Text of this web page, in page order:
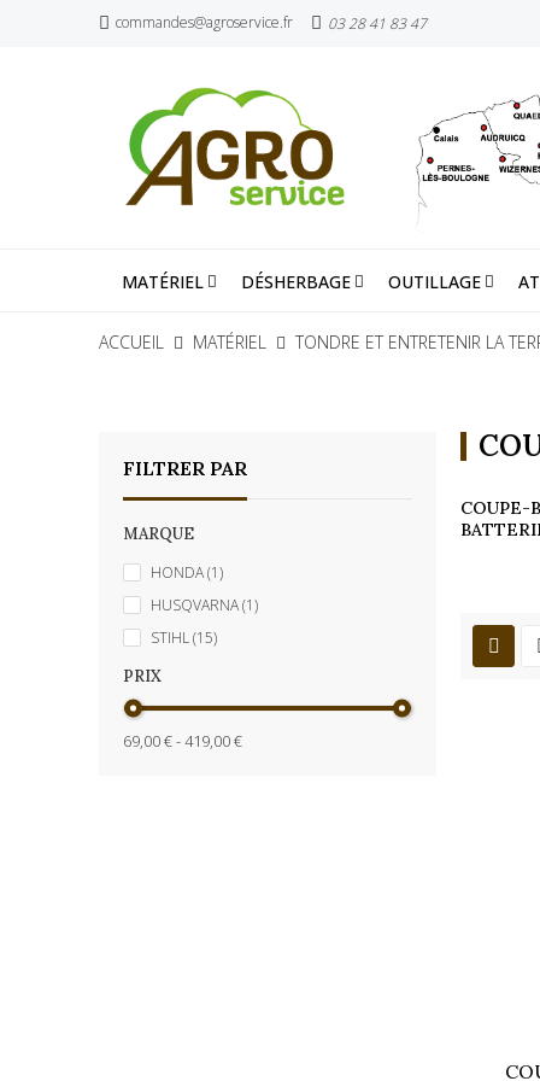
commandes@agroservice.fr 03 28 41 83 47
MATÉRIEL DÉSHERBAGE OUTILLAGE
ACCUEIL MATÉRIEL TONDRE ET ENTRETENIR LA
FILTRER PAR
MARQUE
HONDA(1)
HUSQVARNA(1)
STIHL(15)
PRIX
69,00 € - 419,00 €
COUPE-